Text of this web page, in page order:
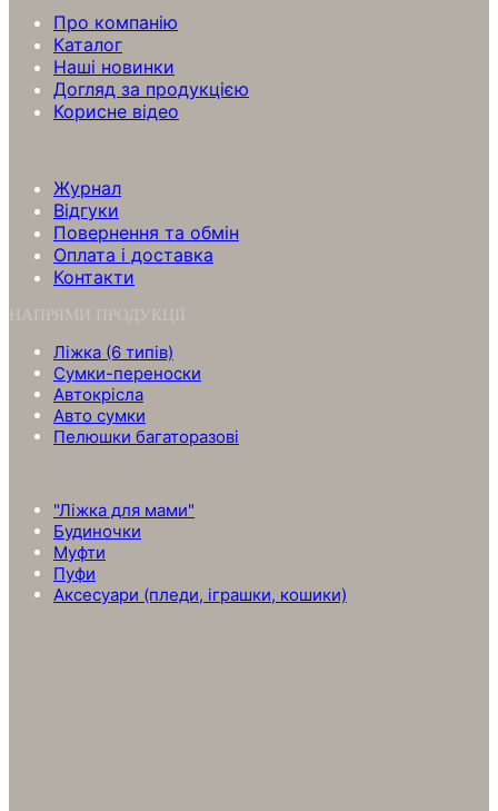
Про компанію
Каталог
Нашi новинки
Догляд за продукцією
Корисне відео
Журнал
Відгуки
Повернення та обмін
Оплата і доставка
Контакти
НАПРЯМИ ПРОДУКЦІЇ
Ліжка (6 типів)
Сумки-переноски
Автокрісла
Авто сумки
Пелюшки багаторазові
"Ліжка для мами"
Будиночки
Муфти
Пуфи
Аксесуари (пледи, іграшки, кошики)